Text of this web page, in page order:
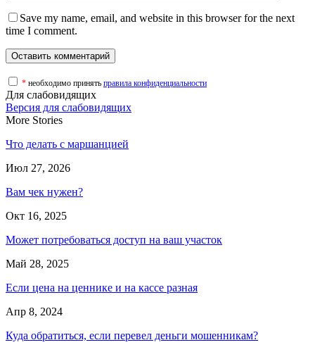
Save my name, email, and website in this browser for the next
time I comment.
* необходимо принять правила конфиденциальности
Для слабовидящих
Версия для слабовидящих
More Stories
Что делать с маршанцией
Июл 27, 2026
Вам чек нужен?
Окт 16, 2025
Может потребоваться доступ на ваш участок
Май 28, 2025
Если цена на ценнике и на кассе разная
Апр 8, 2024
Куда обратиться, если перевел деньги мошенникам?